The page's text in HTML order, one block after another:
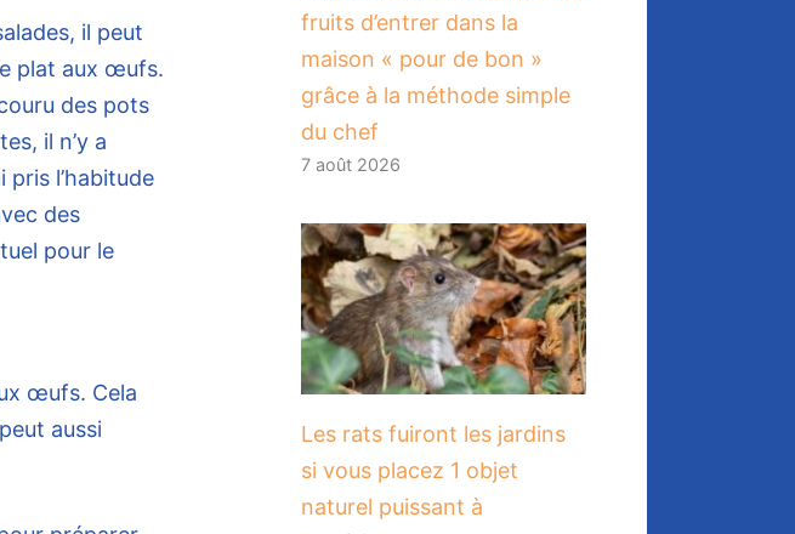
il peut
plat aux œufs.
des pots
il n’y a
pris l’habitude
des
pour le
œufs. Cela
aussi
fruits d’entrer dans la
maison « pour de bon »
grâce à la méthode simple
du chef
7 août 2026
Les rats fuiront les jardins
si vous placez 1 objet
naturel puissant à